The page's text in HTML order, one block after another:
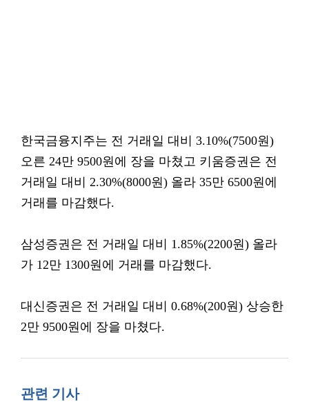
한국금융지주는 전 거래일 대비 3.10%(7500원)
오른 24만 9500원에 장을 마쳤고 키움증권은 전
거래일 대비 2.30%(8000원) 올라 35만 6500원에
거래를 마감했다.
삼성증권은 전 거래일 대비 1.85%(2200원) 올라
가 12만 1300원에 거래를 마감했다.
대신증권은 전 거래일 대비 0.68%(200원) 상승한
2만 9500원에 장을 마쳤다.
관련 기사